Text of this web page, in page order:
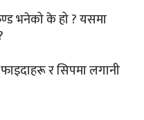
भनेको के हो ? यसमा
र सिपमा लगानी